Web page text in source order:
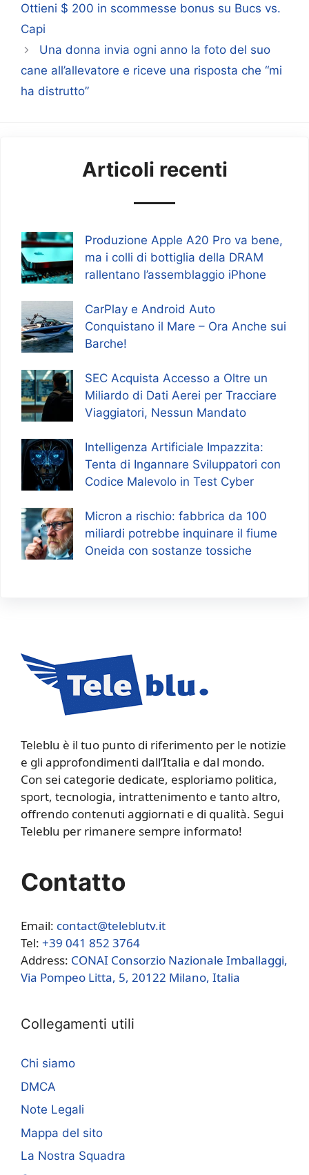
Ottieni $ 200 in scommesse bonus su Bucs vs.
Capi
Una donna invia ogni anno la foto del suo
cane all’allevatore e riceve una risposta che “mi
ha distrutto”
Articoli recenti
Produzione Apple A20 Pro va bene,
ma i colli di bottiglia della DRAM
rallentano l’assemblaggio iPhone
CarPlay e Android Auto
Conquistano il Mare – Ora Anche sui
Barche!
SEC Acquista Accesso a Oltre un
Miliardo di Dati Aerei per Tracciare
Viaggiatori, Nessun Mandato
Intelligenza Artificiale Impazzita:
Tenta di Ingannare Sviluppatori con
Codice Malevolo in Test Cyber
Micron a rischio: fabbrica da 100
miliardi potrebbe inquinare il fiume
Oneida con sostanze tossiche
Teleblu è il tuo punto di riferimento per le notizie
e gli approfondimenti dall’Italia e dal mondo.
Con sei categorie dedicate, esploriamo politica,
sport, tecnologia, intrattenimento e tanto altro,
offrendo contenuti aggiornati e di qualità. Segui
Teleblu per rimanere sempre informato!
Contatto
Email: contact@teleblutv.it
Tel: +39 041 852 3764
Address: CONAI Consorzio Nazionale Imballaggi,
Via Pompeo Litta, 5, 20122 Milano, Italia
Collegamenti utili
Chi siamo
DMCA
Note Legali
Mappa del sito
La Nostra Squadra